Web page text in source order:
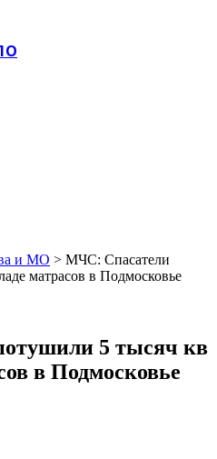
и МО > МЧС: Спасатели
матрасов в Подмосковье
5 тысяч кв
в Подмосковье